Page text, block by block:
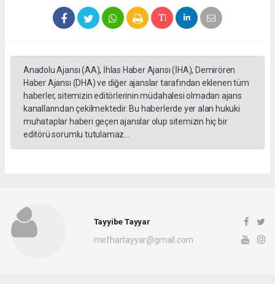
Anadolu Ajansı (AA), İhlas Haber Ajansı (İHA), Demirören
Haber Ajansı (DHA) ve diğer ajanslar tarafından eklenen tüm
haberler, sitemizin editörlerinin müdahalesi olmadan ajans
kanallarından çekilmektedir. Bu haberlerde yer alan hukuki
muhataplar haberi geçen ajanslar olup sitemizin hiç bir
editörü sorumlu tutulamaz...
Tayyibe Tayyar
mefhartayyar@gmail.com